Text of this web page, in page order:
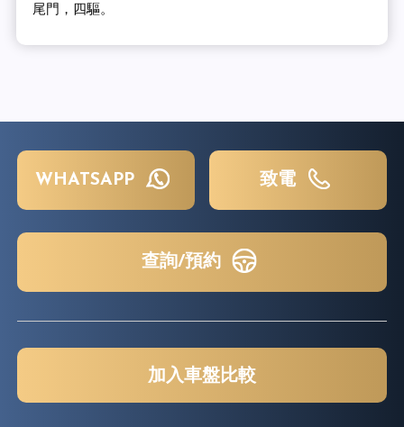
尾門，四驅。
WHATSAPP 致電
查詢/預約
加入車盤比較